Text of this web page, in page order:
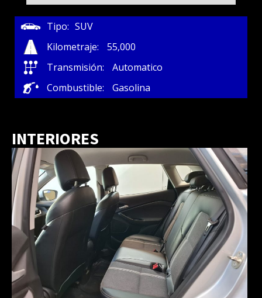
Tipo: SUV
Kilometraje:
55,000
Transmisión:
Automatico
Combustible:
Gasolina
INTERIORES